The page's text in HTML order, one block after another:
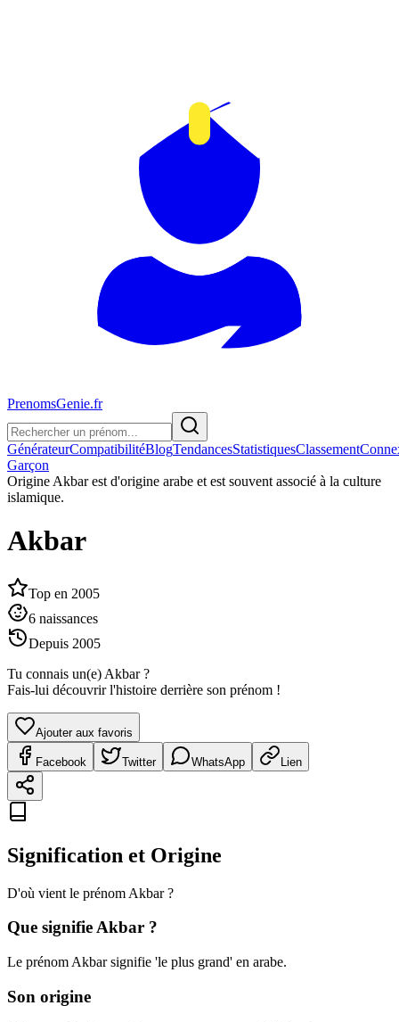
PrenomsGenie.fr
GénérateurCompatibilitéBlogTendancesStatistiquesClassement
Garçon
Origine Akbar est d'origine arabe et est souvent associé à la culture
islamique.
Akbar
Top en 2005
6 naissances
Depuis 2005
Tu connais un(e) Akbar?
Fais-lui découvrir l'histoire derrière son prénom !
Ajouter aux favoris
Facebook Twitter WhatsApp Lien
Signification et Origine
D'où vient le prénom Akbar?
Que signifieAkbar ?
Le prénom Akbar signifie 'le plus grand' en arabe.
Son origine